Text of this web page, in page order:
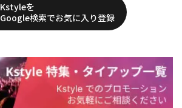
Kstyleを
Google検索でお気に入り登録